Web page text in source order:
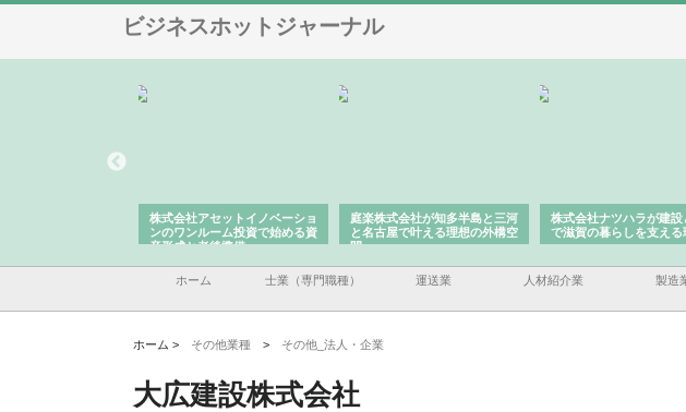
ビジネスホットジャーナル
株式会社アセットイノベーショ
ンのワンルーム投資で始める資
産形成と老後準備
庭楽株式会社が知多半島と三河
と名古屋で叶える理想の外構空
間
株式会社ナツハラが建設
で滋賀の暮らしを支える
ホーム 士業（専門職種） 運送業 人材紹介業 製造
ホーム > その他業種 > その他_法人・企業
大広建設株式会社